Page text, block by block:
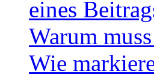
eines
Warum
Wie